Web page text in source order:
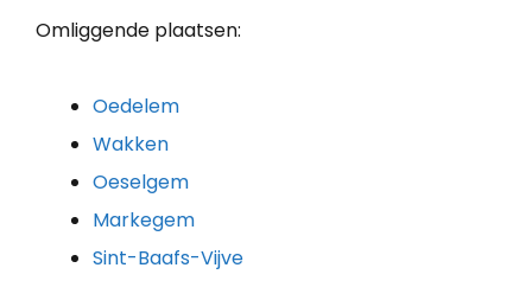
Omliggende plaatsen:
Oedelem
Wakken
Oeselgem
Markegem
Sint-Baafs-Vijve